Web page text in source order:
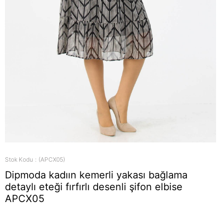
Stok Kodu (APCX05)
Dipmoda kadıın kemerli yakası bağlama
detaylı eteği fırfırlı desenli şifon elbise
APCX05